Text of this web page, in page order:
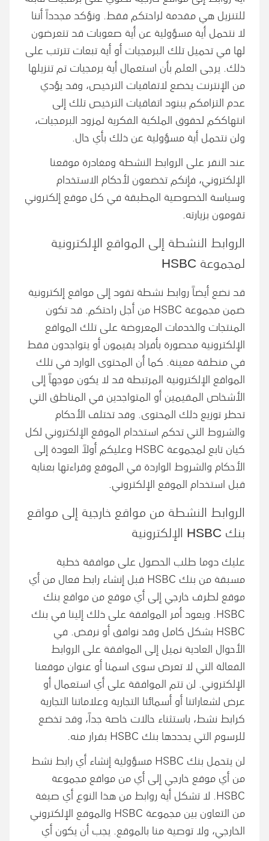
للتنزيل هي مقدمة لراحتكم فقط. ونؤكد مجدداً أننا
لا نتحمل أية مسؤولية عن أية صعوبات قد تتعرضون
لها في تحميل تلك البرمجيات أو أية تبعات تترتب على
ذلك. يرجى العلم بأن استعمال أية برمجيات تم تنزيلها
من الإنترنت يخضع لاتفاقيات الترخيص، وقد يؤدي
عدم التزامكم ببنود اتفاقيات الترخيص تلك إلى
انتهاككم لحقوق الملكية الفكرية لمزود البرمجيات،
ولن نتحمل أية مسؤولية عن ذلك بأي حال.
عند النقر على الروابط النشطة ومغادرة موقعنا
الإلكتروني، فإنكم تخضعون لأحكام الاستخدام
وسياسة الخصوصية المطبقة في كل موقع إلكتروني
تقومون بزيارته.
الروابط النشطة إلى المواقع الإلكترونية
لمجموعة HSBC
قد نضع أيضاً روابط نشطة تقود إلى مواقع إلكترونية
ضمن مجموعة HSBC من أجل راحتكم. قد تكون
المنتجات والخدمات المعروضة على تلك المواقع
الإلكترونية محصورة بأفراد يقيمون أو يتواجدون فقط
في منطقة معينة. كما أن المحتوى الوارد في تلك
المواقع الإلكترونية المرتبطة قد لا يكون موجهاً إلى
الأشخاص المقيمين أو المتواجدين في المناطق التي
تحظر توزيع ذلك المحتوى. وقد تختلف الأحكام
والشروط التي تحكم استخدام الموقع الإلكتروني لكل
كيان تابع لمجموعة HSBC وعليكم أولاً العودة إلى
الأحكام والشروط الواردة في الموقع وقراءتها بعناية
قبل استخدام الموقع الإلكتروني.
الروابط النشطة من مواقع خارجية إلى مواقع
بنك HSBC الإلكترونية
عليك دوما طلب الحصول على موافقة خطية
مسبقة من بنك HSBC قبل إنشاء رابط فعال من أي
موقع لطرف خارجي إلى أي موقع من مواقع بنك
HSBC. ويعود أمر الموافقة على ذلك إلينا في بنك
HSBC بشكل كامل وقد نوافق أو نرفض. في
الأحوال العادية نميل إلى الموافقة على الروابط
الفعالة التي لا تعرض سوى اسمنا أو عنوان موقعنا
الإلكتروني. لن تتم الموافقة على أي استعمال أو
عرض لشعاراتنا أو أسمائنا التجارية وعلاماتنا التجارية
كرابط نشط، باستثناء حالات خاصة جداً، وقد تخضع
للرسوم التي يحددها بنك HSBC بقرار منه.
لن يتحمل بنك HSBC مسؤولية إنشاء أي رابط نشط
من أي موقع خارجي إلى أي من مواقع مجموعة
HSBC. لا تشكل أية روابط من هذا النوع أي صيغة
من التعاون بين مجموعة HSBC والموقع الإلكتروني
الخارجي، ولا توصية منا بالموقع. يجب أن يكون أي